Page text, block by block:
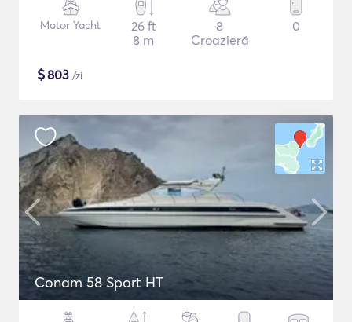
Motor Yacht
26 ft
8 m
8
Croazieră
0
$803 /zi
Conam 58 Sport HT